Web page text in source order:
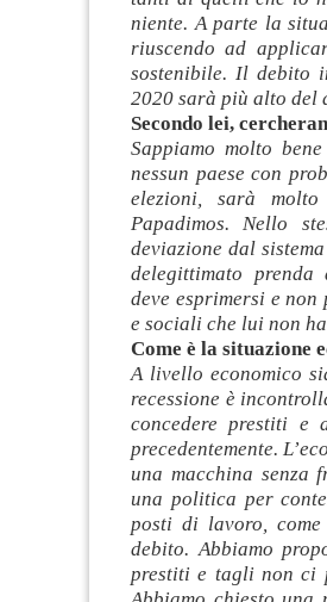
niente. A parte la
riuscendo ad
sostenibile. Il debito
2020 sarà più alto
Secondo lei,
Sappiamo molto
nessun paese con
elezioni, sarà
Papadimos. Nello
deviazione dal
delegittimato
deve esprimersi e non
e sociali che lui non
Come è la situazione
A livello economico
recessione è
concedere prestiti e
precedentemente.
una macchina senza
una politica per
posti di lavoro,
debito. Abbiamo
prestiti e tagli non ci